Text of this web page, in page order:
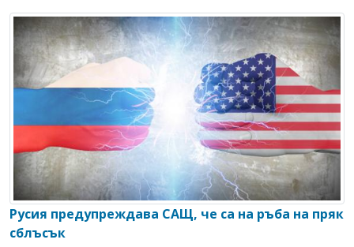
Русия предупреждава САЩ, че са на ръба на пряк
сблъсък